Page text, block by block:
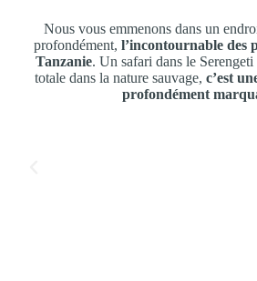
Nous vous emmenons dans un
profondément,l’incontournable des
Tanzanie. Un safari dans le
totale dans la nature sauvage, c’est
profondément